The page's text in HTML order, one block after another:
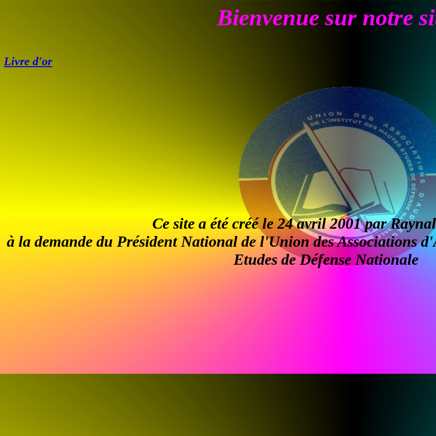
Bienvenue sur notre
Livre d'or
Ce site a été créé le 24 avril 2001 par
à la demande du Président National de l'Union des Associations
Etudes de Défense Nationale